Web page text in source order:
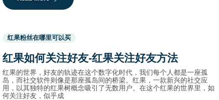
Used
before
names.
红果粉丝在哪里可以买
红果如何关注好友-红果关注好友方法
红果的世界，好友的轨迹在这个数字化时代，我们每个人都是一座孤
岛，而社交软件则像是那座孤岛间的桥梁。红果，一款新兴的社交应
用，以其独特的红果树概念吸引了无数用户。在这个红果的世界里，如
何关注好友，似乎成